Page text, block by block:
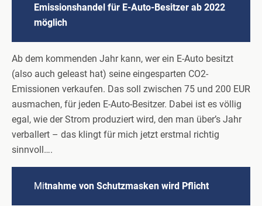
Emissionshandel für E-Auto-Besitzer ab 2022
möglich
Ab dem kommenden Jahr kann, wer ein E-Auto besitzt
(also auch geleast hat) seine eingesparten CO2-
Emissionen verkaufen. Das soll zwischen 75 und 200 EUR
ausmachen, für jeden E-Auto-Besitzer. Dabei ist es völlig
egal, wie der Strom produziert wird, den man über’s Jahr
verballert – das klingt für mich jetzt erstmal richtig
sinnvoll….
Mitnahme von Schutzmasken wird Pflicht